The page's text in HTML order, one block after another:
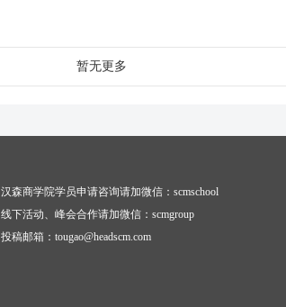
暂无更多
汉森商学院学员申请咨询请加微信：scmschool
线下活动、峰会合作请加微信：scmgroup
投稿邮箱：tougao@headscm.com